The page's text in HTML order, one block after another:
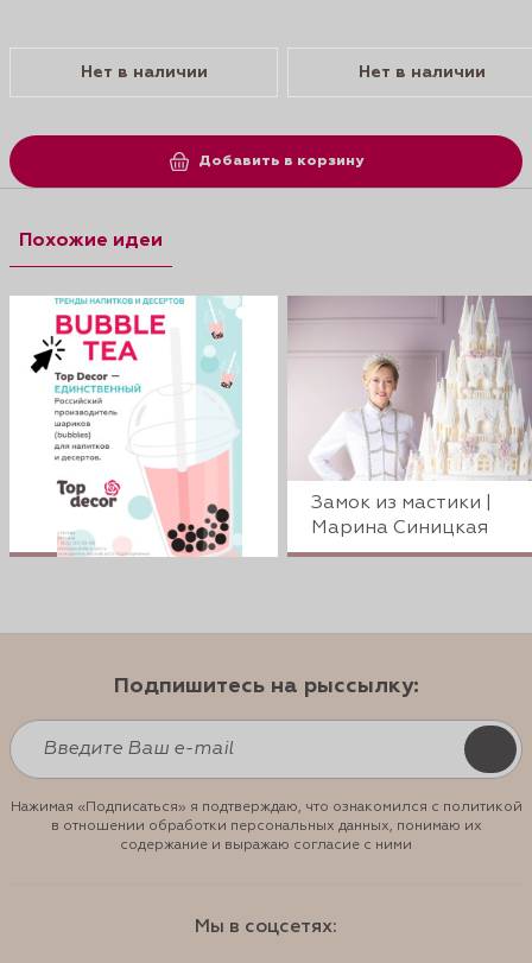
Нет в наличии Нет в наличии
Добавить в корзину
Похожие идеи
Замок из мастики |
Марина Синицкая
Подпишитесь на рыссылку:
Нажимая «Подписаться» я подтверждаю, что ознакомился с политикой
в отношении обработки персональных данных, понимаю их
содержание и выражаю согласие с ними
Мы в соцсетях: